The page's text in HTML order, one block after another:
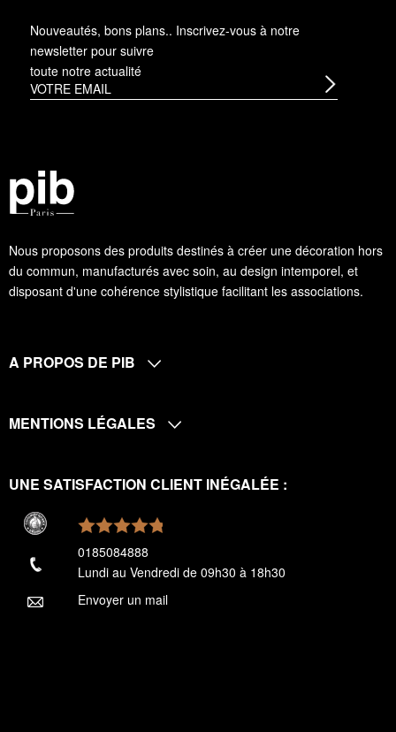
Nous proposons des produits destinés à créer une décoration hors
du commun, manufacturés avec soin, au design intemporel, et
disposant d'une cohérence stylistique facilitant les associations.
Nouveautés, bons plans.. Inscrivez-vous à notre
newsletter pour suivre
toute notre actualité
A PROPOS DE PIB
MENTIONS LÉGALES
UNE SATISFACTION CLIENT INÉGALÉE :
0185084888
Lundi au Vendredi de 09h30 à 18h30
Envoyer un mail